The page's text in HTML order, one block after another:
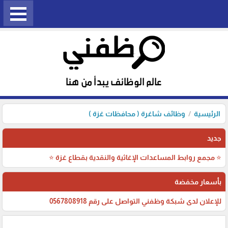
الرئيسية وظائف شاغرة ( محافظات غزة )
جديد
⭐ مجمع روابط المساعدات الإغاثية والنقدية بقطاع غزة ⭐
بأسعار مخفضة
للإعلان لدى شبكة وظفني التواصل على رقم 0567808918